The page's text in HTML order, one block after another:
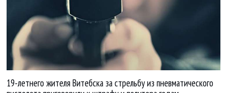
19-летнего жителя Витебска за стрельбу из пневматического